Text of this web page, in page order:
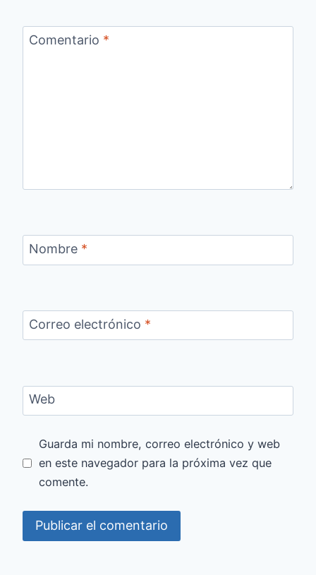
Comentario *
Nombre *
Correo electrónico *
Web
Guarda mi nombre, correo electrónico y web
en este navegador para la próxima vez que
comente.